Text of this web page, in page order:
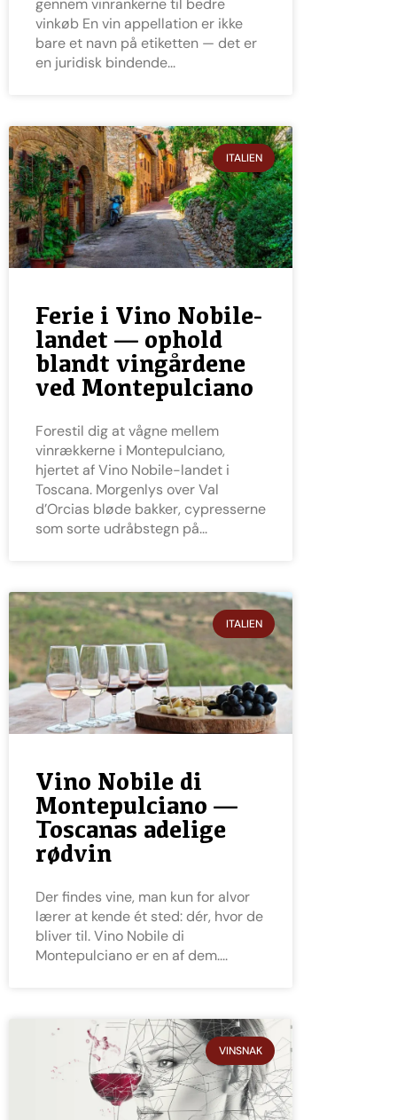
vinkøb En vin appellation er ikke
bare et navn på etiketten — det er
en juridisk bindende
ITALIEN
Ferie i Vino Nobile-
landet — ophold
blandt vingårdene
ved Montepulciano
Forestil dig at vågne mellem
vinrækkerne i Montepulciano,
hjertet af Vino Nobile-landet i
Toscana. Morgenlys over Val
d’Orcias bløde bakker, cypresserne
som sorte udråbstegn på
ITALIEN
Vino Nobile di
Montepulciano —
Toscanas adelige
rødvin
Der findes vine, man kun for alvor
lærer at kende ét sted: dér, hvor de
bliver til. Vino Nobile di
Montepulciano er en af dem.
VINSNAK